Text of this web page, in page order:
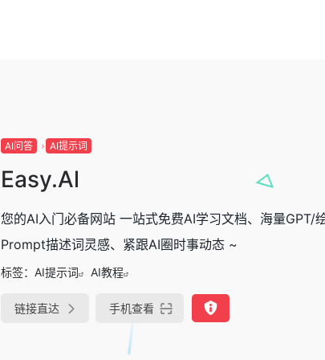
AI问答 AI提示词
Easy.Al
您的AI入门必备网站 一站式免费AI学习文档、海量GPT/
Prompt描述词灵感、紧跟AI圈时事动态 ~
标签： AI提示词 AI教程
链接直达 手机查看